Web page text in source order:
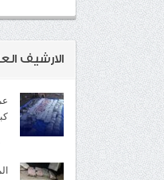
الارشيف